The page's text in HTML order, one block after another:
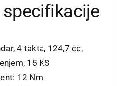
specifikacije
4 takta, 124,7 cc,
15 KS
12 Nm